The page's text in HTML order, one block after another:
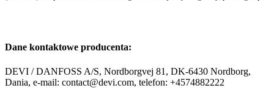
Dane kontaktowe producenta:
DEVI / DANFOSS A/S, Nordborgvej 81, DK-6430 Nordborg,
Dania, e-mail: contact@devi.com, telefon: +4574882222